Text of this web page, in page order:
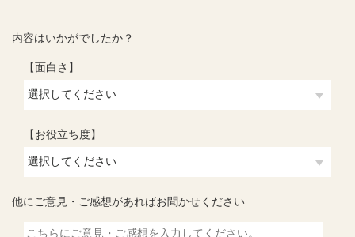
内容はいかがでしたか？
【面白さ】
【お役立ち度】
他にご意見・ご感想があればお聞かせください